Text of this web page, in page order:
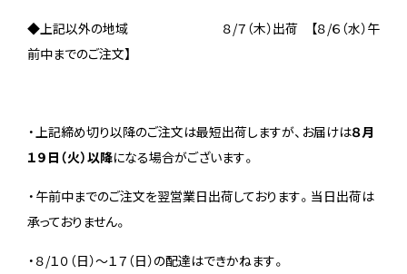
◆上記以外の地域 ８/７（木）出荷 【８/６（水）午
前中までのご注文】
・上記締め切り以降のご注文は最短出荷しますが、お届けは８月
１９日（火）以降になる場合がございます。
・午前中までのご注文を翌営業日出荷しております。当日出荷は
承っておりません。
・８/１０（日）～１７（日）の配達はできかねます。